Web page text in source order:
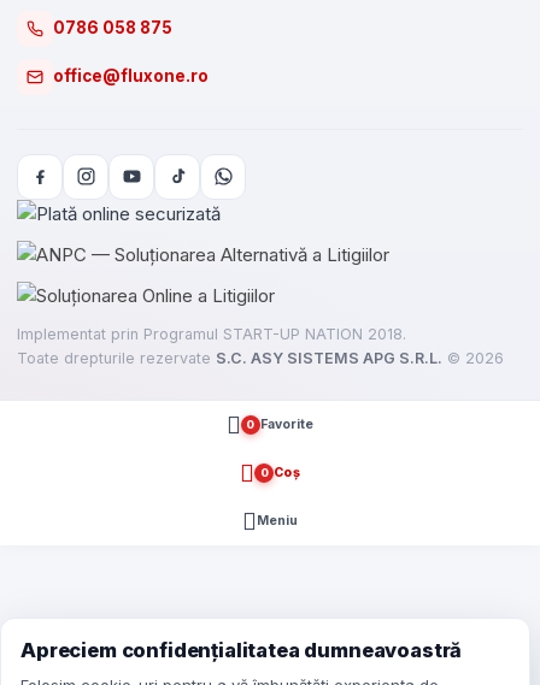
Apreciem confidențialitatea dumneavoastră
0786 058 875
office@fluxone.ro
Implementat prin Programul START-UP NATION 2018.
Toate drepturile rezervate S.C. ASY SISTEMS APG S.R.L. © 2026
0 Favorite
0 Coș
Meniu